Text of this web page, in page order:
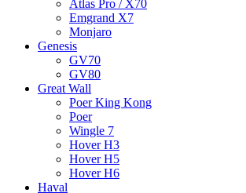
Atlas Pro / X70
Emgrand X7
Monjaro
Genesis
GV70
GV80
Great Wall
Poer King Kong
Poer
Wingle 7
Hover H3
Hover H5
Hover H6
Haval